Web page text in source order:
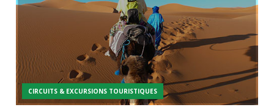
CIRCUITS & EXCURSIONS TOURISTIQUES